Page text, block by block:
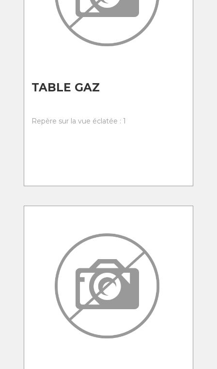
TABLE GAZ
Repère sur la vue éclatée : 1